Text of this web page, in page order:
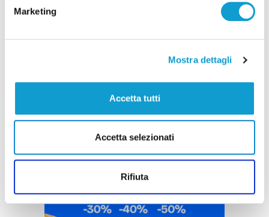
Marketing
Mostra dettagli
Accetta tutti
Accetta selezionati
Rifiuta